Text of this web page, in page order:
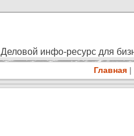
Деловой инфо-ресурс для
Главная |